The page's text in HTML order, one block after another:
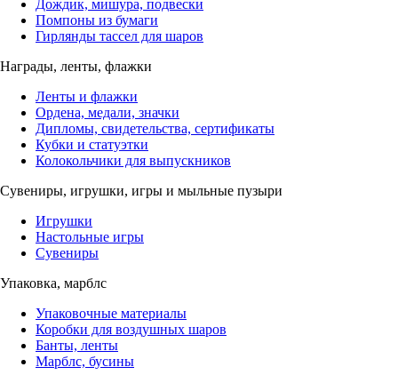
Дождик, мишура, подвески
Помпоны из бумаги
Гирлянды тассел для шаров
Награды, ленты, флажки
Ленты и флажки
Ордена, медали, значки
Дипломы, свидетельства, сертификаты
Кубки и статуэтки
Колокольчики для выпускников
Сувениры, игрушки, игры и мыльные пузыри
Игрушки
Настольные игры
Сувениры
Упаковка, марблс
Упаковочные материалы
Коробки для воздушных шаров
Банты, ленты
Марблс, бусины